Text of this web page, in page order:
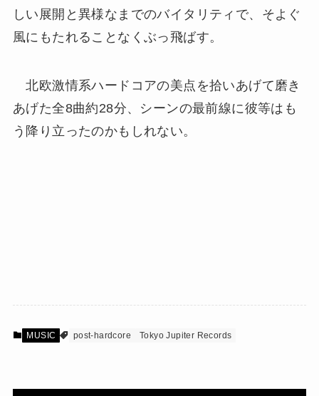
しい展開と異様なまでのバイタリティで、そよぐ
風にもたれることなくぶっ飛ばす。
北欧激情系ハードコアの美点を拾いあげて磨き
あげた全8曲約28分、シーンの最前線に彼等はも
う降り立ったのかもしれない。
MUSIC post-hardcore Tokyo Jupiter Records